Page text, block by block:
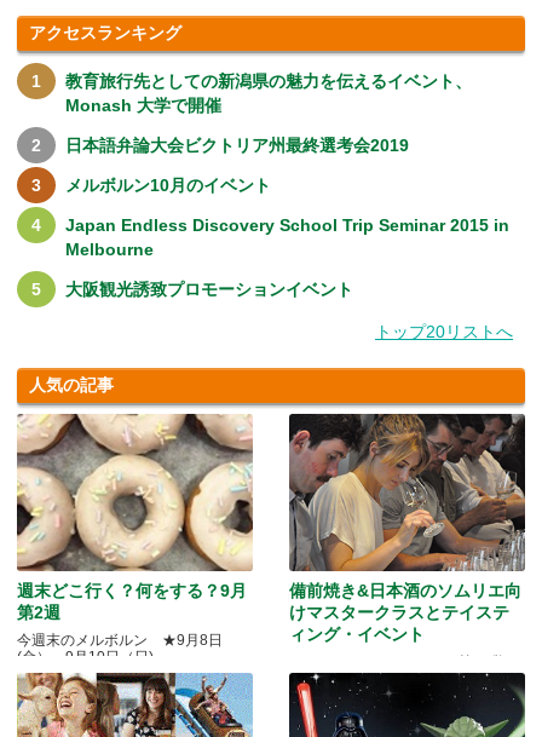
アクセスランキング
教育旅行先としての新潟県の魅力を伝えるイベント、
Monash 大学で開催
日本語弁論大会ビクトリア州最終選考会2019
メルボルン10月のイベント
Japan Endless Discovery School Trip Seminar 2015 in
Melbourne
大阪観光誘致プロモーションイベント
トップ20リストへ
人気の記事
週末どこ行く？何をする？9月
第2週
今週末のメルボルン ★9月8日
(金）～9月10日（日)
備前焼き&日本酒のソムリエ向
けマスタークラスとテイステ
ィング・イベント